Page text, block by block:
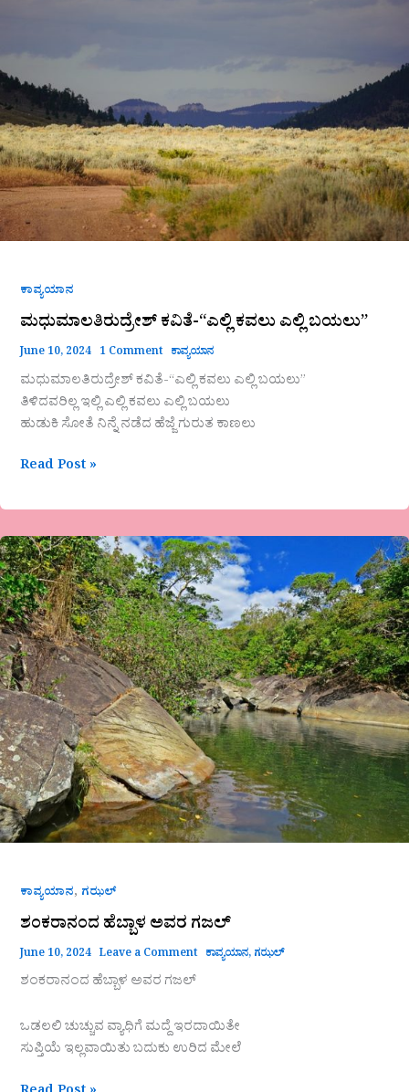
ಕಾವ್ಯಯಾನ
ಮಧುಮಾಲತಿರುದ್ರೇಶ್ ಕವಿತೆ-“ಎಲ್ಲಿ ಕವಲು ಎಲ್ಲಿ ಬಯಲು”
June 10, 2024 1 Comment ಕಾವ್ಯಯಾನ
ಮಧುಮಾಲತಿರುದ್ರೇಶ್ ಕವಿತೆ-“ಎಲ್ಲಿ ಕವಲು ಎಲ್ಲಿ ಬಯಲು”
ತಿಳಿದವರಿಲ್ಲ ಇಲ್ಲಿ ಎಲ್ಲಿ ಕವಲು ಎಲ್ಲಿ ಬಯಲು
ಹುಡುಕಿ ಸೋತೆ ನಿನ್ನೆ ನಡೆದ ಹೆಜ್ಜೆ ಗುರುತ ಕಾಣಲು
Read Post »
ಕಾವ್ಯಯಾನ, ಗಝಲ್
ಶಂಕರಾನಂದ ಹೆಬ್ಬಾಳ ಅವರ ಗಜಲ್
June 10, 2024 Leave a Comment ಕಾವ್ಯಯಾನ, ಗಝಲ್
ಶಂಕರಾನಂದ ಹೆಬ್ಬಾಳ ಅವರ ಗಜಲ್
ಒಡಲಲಿ ಚುಚ್ಚುವ ವ್ಯಾಧಿಗೆ ಮದ್ದೆ ಇರದಾಯಿತೇ
ಸುಪ್ತಿಯೆ ಇಲ್ಲವಾಯಿತು ಬದುಕು ಉರಿದ ಮೇಲೆ
ಶಂಕರಾನಂದ
ಹೆಬ್ಬಾಳ
ಅವರ
ಗಜಲ್